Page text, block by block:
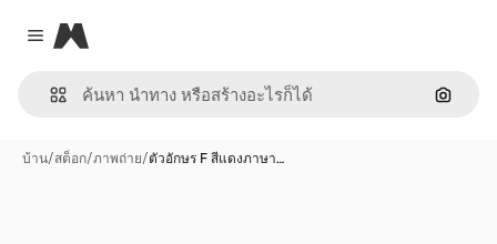
Close menu
Magnific
ค้นหา
บ้าน/สต็อก/ภาพถ่าย/ตัวอักษร F สีแดงภาษา…